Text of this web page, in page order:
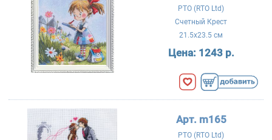
РТО (RTO Ltd)
Счетный Крест
21.5x23.5 см
Цена: 1243 р.
Арт. m165
РТО (RTO Ltd)